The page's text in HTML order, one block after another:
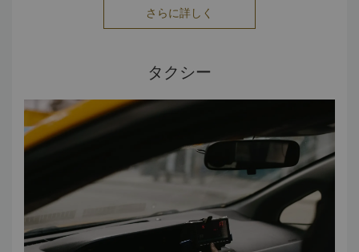
社、便名、到着時間などの詳細をお知らせください。
さらに詳しく
タクシー